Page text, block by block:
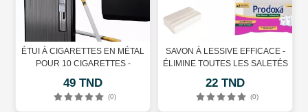
ÉTUI À CIGARETTES EN MÉTAL
POUR 10 CIGARETTES -
AVEC 2 BRIQUETS
49 TND
(0)
SAVON À LESSIVE EFFICACE -
ÉLIMINE TOUTES LES SALETÉS
22 TND
(0)